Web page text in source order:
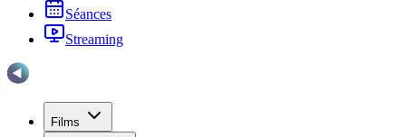
Séances
Streaming
Films